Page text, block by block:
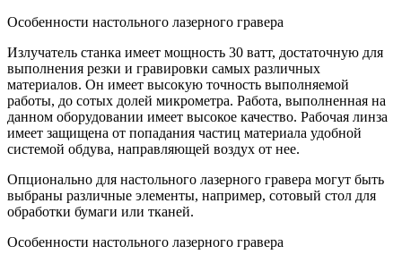
Особенности настольного лазерного гравера
Излучатель станка имеет мощность 30 ватт, достаточную для
выполнения резки и гравировки самых различных
материалов. Он имеет высокую точность выполняемой
работы, до сотых долей микрометра. Работа, выполненная на
данном оборудовании имеет высокое качество. Рабочая линза
имеет защищена от попадания частиц материала удобной
системой обдува, направляющей воздух от нее.
Опционально для настольного лазерного гравера могут быть
выбраны различные элементы, например, сотовый стол для
обработки бумаги или тканей.
Особенности настольного лазерного гравера